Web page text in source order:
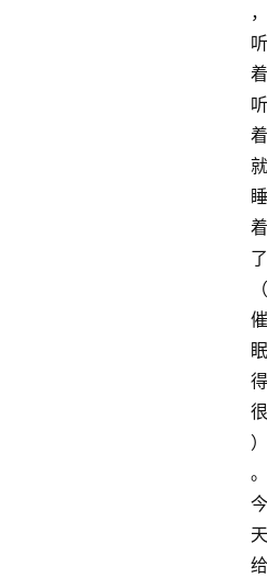
，
听
着
听
着
就
睡
着
了
（
催
眠
得
很
）
。
今
天
给